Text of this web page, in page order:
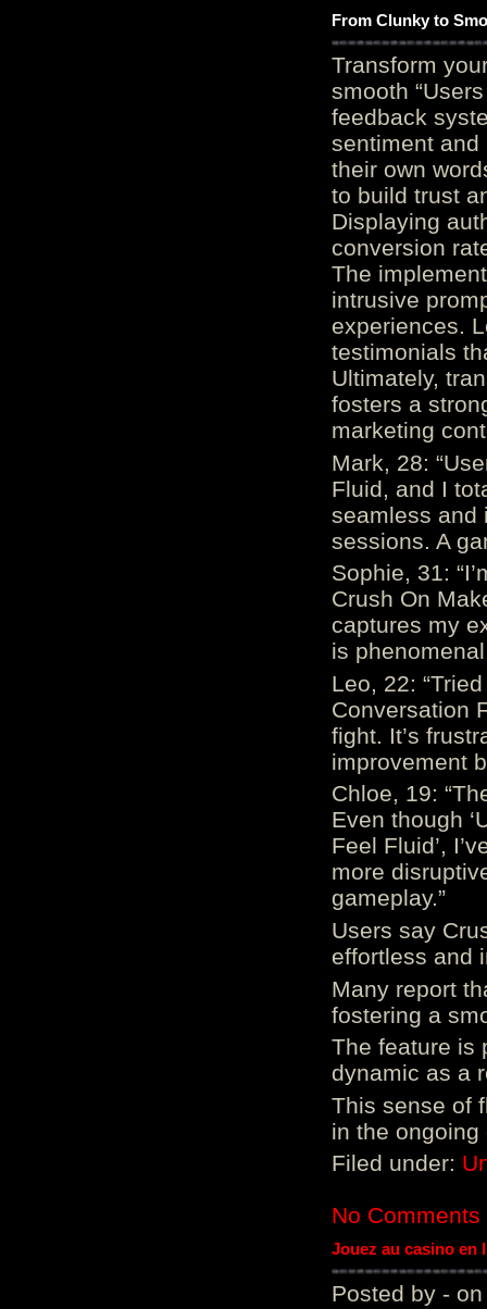
From Clunky to
Transform
smooth
feedback
sentiment and
their own
to build trust
Displaying
conversion
The
intrusive
experiences.
testimonials
Ultimately,
fosters a
marketing
Mark, 28:
Fluid, and I
seamless and
sessions. A
Sophie, 31:
Crush On
captures my
is
Leo, 22:
Conversation
fight. It’s
improvement
Chloe, 19:
Even though
Feel Fluid’,
more
gameplay.”
Users say
effortless and
Many report
fostering a
The feature is
dynamic as a
This sense of
in the ongoing
Filed under:
No Comments
Jouez au casino en
Posted by - on